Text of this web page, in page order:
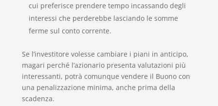
cui preferisce prendere tempo incassando degli
interessi che perderebbe lasciando le somme
ferme sul conto corrente.
Se l’investitore volesse cambiare i piani in anticipo,
magari perché l’azionario presenta valutazioni più
interessanti, potrà comunque vendere il Buono con
una penalizzazione minima, anche prima della
scadenza.